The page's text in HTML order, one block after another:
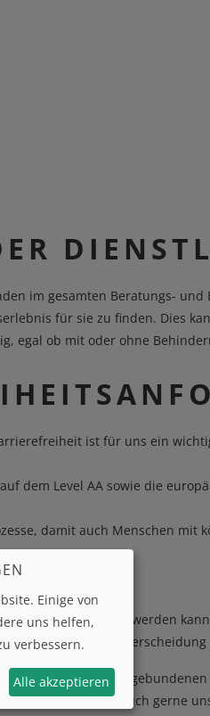
im gesamten Beratungs- und
für sie zu finden. Dies
egal ob mit oder ohne
ist für uns ein
dem Level AA sowie die
damit auch Menschen mit
gelesen werden
bei der
Nutzung. Für
nutzen Sie auch gerne
Einige von
uns helfen,
verbessern.
Alle akzeptieren